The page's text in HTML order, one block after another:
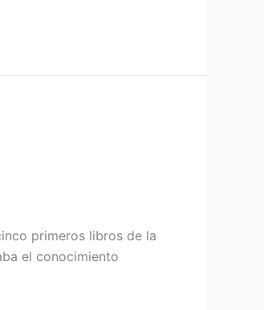
primeros libros de la
el conocimiento